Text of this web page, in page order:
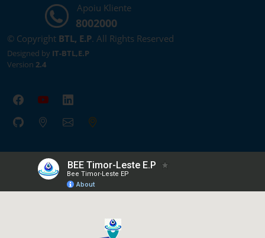
Apoiu Kliente
8002000
© Copyright BTL, E.P. All Rights Reserved
Designed by IT-BTL,E.P
Version 2.4